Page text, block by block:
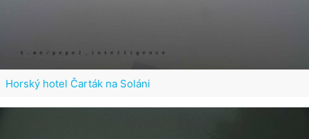
Horský hotel Čarták na Soláni